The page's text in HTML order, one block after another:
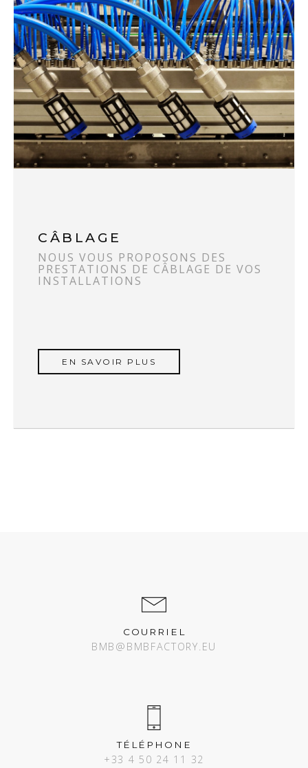
CÂBLAGE
NOUS VOUS PROPOSONS DES
PRESTATIONS DE CÂBLAGE DE VOS
INSTALLATIONS
EN SAVOIR PLUS
COURRIEL
BMB@BMBFACTORY.EU
TÉLÉPHONE
+33 4 50 24 11 32